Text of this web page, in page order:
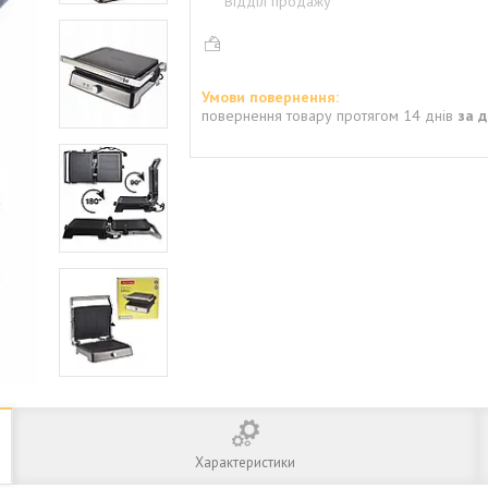
повернення товару протягом 14 днів за
Характеристики